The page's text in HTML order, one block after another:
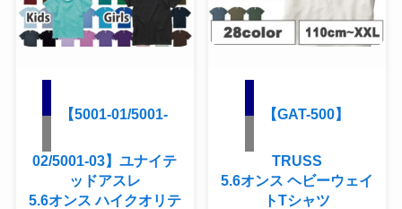
【5001-01/5001-
02/5001-03】ユナイテ
ッドアスレ
5.6オンス ハイクオリテ
【GAT-500】
TRUSS
5.6オンス ヘビーウェイ
トTシャツ